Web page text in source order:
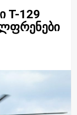
T-129